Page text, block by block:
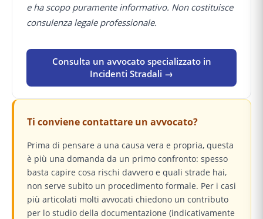
e ha scopo puramente informativo. Non costituisce
consulenza legale professionale.
Consulta un avvocato specializzato in
Incidenti Stradali →
Ti conviene contattare un avvocato?
Prima di pensare a una causa vera e propria, questa
è più una domanda da un primo confronto: spesso
basta capire cosa rischi davvero e quali strade hai,
non serve subito un procedimento formale. Per i casi
più articolati molti avvocati chiedono un contributo
per lo studio della documentazione (indicativamente